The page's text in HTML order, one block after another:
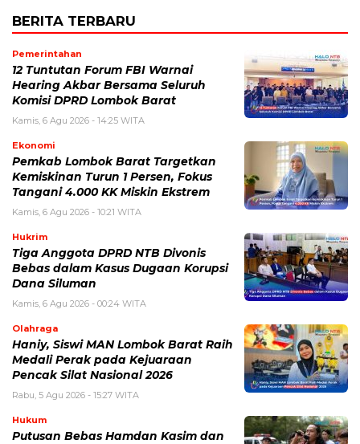
BERITA TERBARU
Pemerintahan
12 Tuntutan Forum FBI Warnai
Hearing Akbar Bersama Seluruh
Komisi DPRD Lombok Barat
Kamis, 6 Agu 2026 - 14:25 WITA
Ekonomi
Pemkab Lombok Barat Targetkan
Kemiskinan Turun 1 Persen, Fokus
Tangani 4.000 KK Miskin Ekstrem
Kamis, 6 Agu 2026 - 10:21 WITA
Hukrim
Tiga Anggota DPRD NTB Divonis
Bebas dalam Kasus Dugaan Korupsi
Dana Siluman
Kamis, 6 Agu 2026 - 00:24 WITA
Olahraga
Haniy, Siswi MAN Lombok Barat Raih
Medali Perak pada Kejuaraan
Pencak Silat Nasional 2026
Rabu, 5 Agu 2026 - 15:27 WITA
Hukum
Putusan Bebas Hamdan Kasim dan